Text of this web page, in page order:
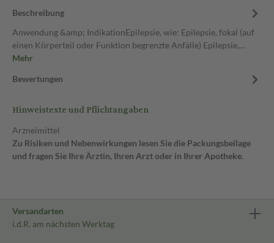
Beschreibung
Anwendung &amp; IndikationEpilepsie, wie: Epilepsie, fokal (auf
einen Körperteil oder Funktion begrenzte Anfälle) Epilepsie,…
Mehr
Bewertungen
Hinweistexte und Pflichtangaben
Arzneimittel
Zu Risiken und Nebenwirkungen lesen Sie die Packungsbeilage
und fragen Sie Ihre Ärztin, Ihren Arzt oder in Ihrer Apotheke.
Versandarten
i.d.R. am nächsten Werktag